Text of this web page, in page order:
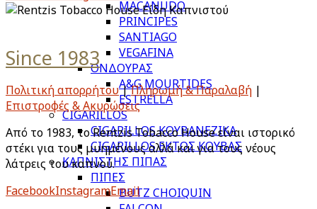
MACANUDO
PRINCIPES
SANTIAGO
VEGAFINA
ΟΝΔΟΥΡΑΣ
A&G MOURTIDES
ESTRELLA
CIGARILLOS
CIGARILLOS ΚΟΥΒΑΝΕΖΙΚΑ
CIGARILLOS ΕΚΤΟΣ ΚΟΥΒΑΣ
ΚΑΠΝΙΣΤΗΣ ΠΙΠΑΣ
ΠΙΠΕΣ
BUTZ CHOIQUIN
Since 1983
Πολιτική απορρήτου|Πληρωμή & Παραλαβή |
Επιστροφές & Ακυρώσεις
Από το 1983, το Rentzis Tobacco House είναι ιστορικό
στέκι για τους μυημένους αλλά και για τους νέους
λάτρεις του καπνού.
FacebookInstagramEmail